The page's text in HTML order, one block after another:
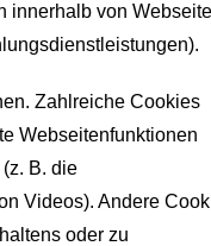
innerhalb von
Zahlreiche Cookies
Webseitenfunktionen
B. die
Videos). Andere
oder zu